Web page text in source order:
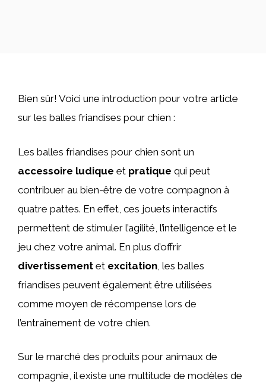
Bien sûr! Voici une introduction pour votre article
sur les balles friandises pour chien :
Les balles friandises pour chien sont un
accessoire ludique et pratique qui peut
contribuer au bien-être de votre compagnon à
quatre pattes. En effet, ces jouets interactifs
permettent de stimuler l’agilité, l’intelligence et le
jeu chez votre animal. En plus d’offrir
divertissement et excitation , les balles
friandises peuvent également être utilisées
comme moyen de récompense lors de
l’entraînement de votre chien.
Sur le marché des produits pour animaux de
compagnie, il existe une multitude de modèles de